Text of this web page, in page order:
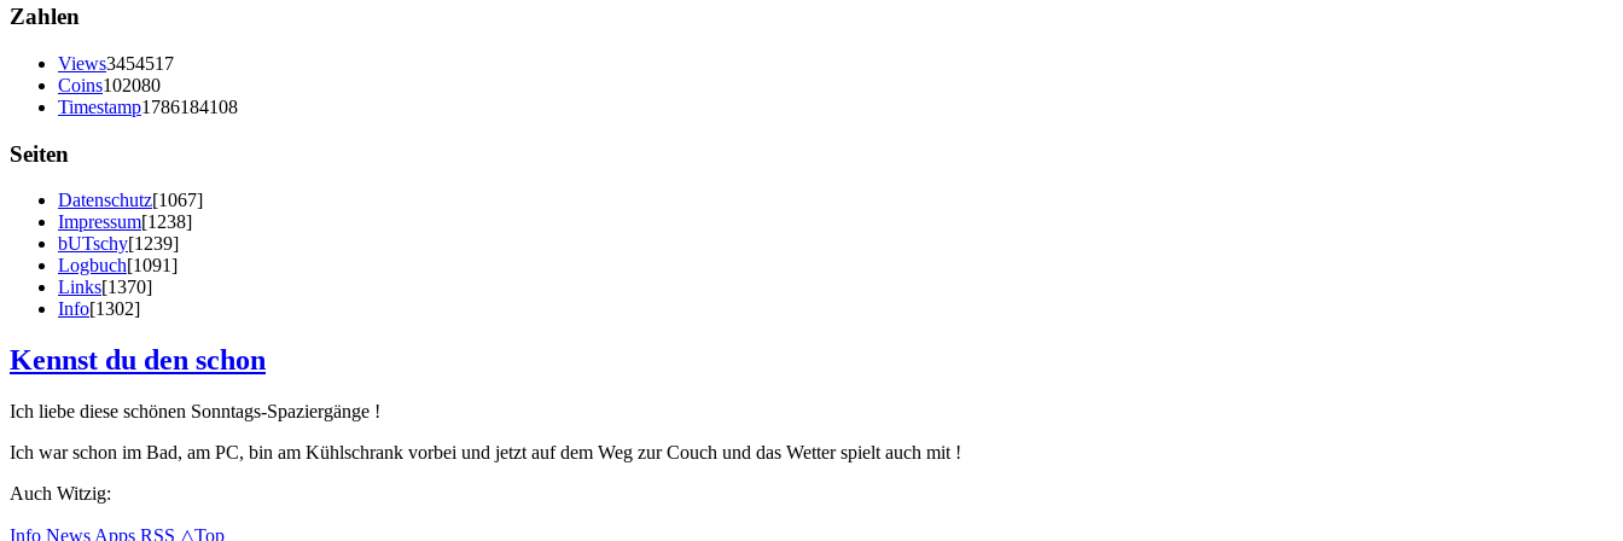
Zahlen
Views3454517
Coins102080
Timestamp1786184108
Seiten
Datenschutz[1067]
Impressum[1238]
bUTschy[1239]
Logbuch[1091]
Links[1370]
Info[1302]
Kennst du den schon
Ich liebe diese schönen Sonntags-Spaziergänge !
Ich war schon im Bad, am PC, bin am Kühlschrank vorbei und jetzt auf dem Weg zur Couch und das Wetter spielt auch mit !
Auch Witzig:
Info News Apps RSS △Top